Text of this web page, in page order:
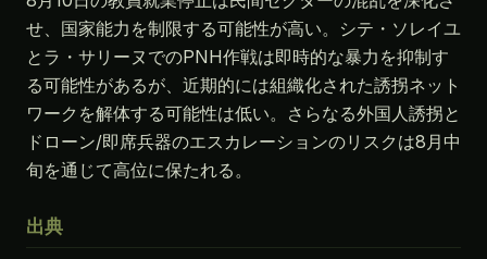
せ、国家能力を制限する可能性が高い。シテ・ソレイユ
とラ・サリーヌでのPNH作戦は即時的な暴力を抑制す
る可能性があるが、近期的には組織化された誘拐ネット
ワークを解体する可能性は低い。さらなる外国人誘拐と
ドローン/即席兵器のエスカレーションのリスクは8月中
旬を通じて高位に保たれる。
出典